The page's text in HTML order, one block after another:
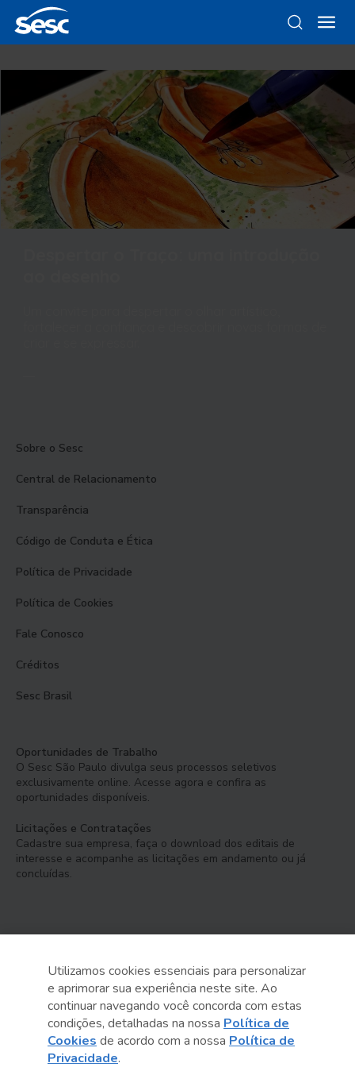
Sobre o Sesc
Central de Relacionamento
Transparência
Código de Conduta e Ética
Política de Privacidade
Política de Cookies
Fale Conosco
Créditos
Sesc Brasil
Oportunidades de Trabalho
O Sesc São Paulo divulga seus processos seletivos
exclusivamente online. Acesse agora e confira as
oportunidades disponíveis.
Licitações e Contratações
Cadastre sua empresa, faça o download dos editais de
interesse e acompanhe as licitações em andamento ou já
concluídas.
Serviço Social do Comércio
Administração Regional no Estado de São Paulo
Sesc São Paulo por aí:
Utilizamos cookies essenciais para personalizar
e aprimorar sua experiência neste site. Ao
continuar navegando você concorda com estas
condições, detalhadas na nossa Política de
Cookies de acordo com a nossa Política de
Privacidade.